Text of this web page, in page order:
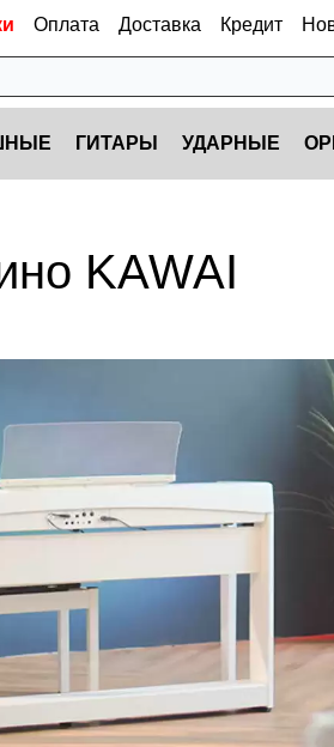
Оплата Доставка Кредит
ГИТАРЫ УДАРНЫЕ
KAWAI